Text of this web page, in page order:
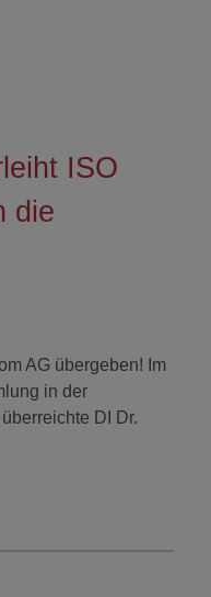
ISO
die
AG übergeben! Im
in der
DI Dr.